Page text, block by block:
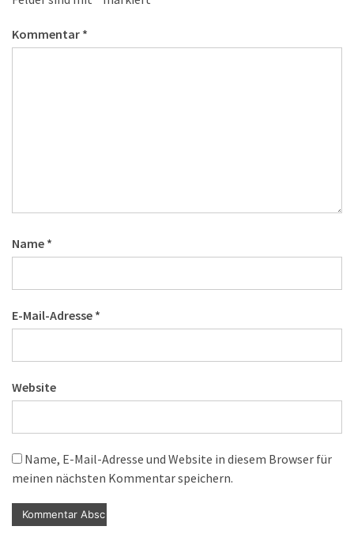
Kommentar *
Name *
E-Mail-Adresse *
Website
Name, E-Mail-Adresse und Website in diesem Browser für
meinen nächsten Kommentar speichern.